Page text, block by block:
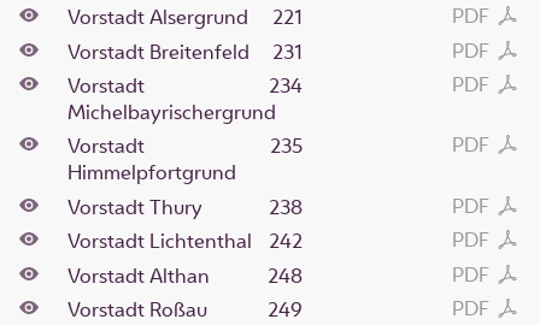
PDF
221
Vorstadt Alsergrund
PDF
231
Vorstadt Breitenfeld
PDF
234
Vorstadt
Michelbayrischergrund
PDF
235
Vorstadt
Himmelpfortgrund
PDF
238
Vorstadt Thury
PDF
242
Vorstadt Lichtenthal
PDF
248
Vorstadt Althan
PDF
249
Vorstadt Roßau